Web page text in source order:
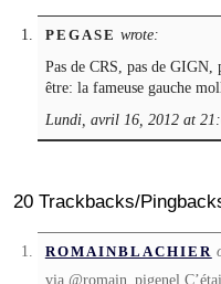
PEGASE wrote:
Pas de CRS, pas de
être: la fameuse gauche
Lundi, avril 16, 2012 at
20 Trackbacks/
ROMAINBLACHIER
via @romain_pigenel